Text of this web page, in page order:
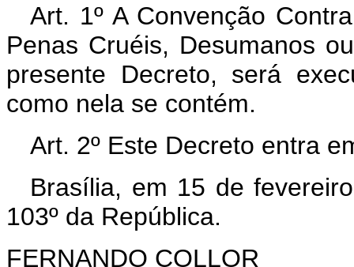
Art. 1º A Convenção
Penas Cruéis, Desumanos
presente Decreto, será
como nela se contém.
Art. 2º Este Decreto entra
Brasília, em 15 de
103º da República.
FERNANDO COLLOR